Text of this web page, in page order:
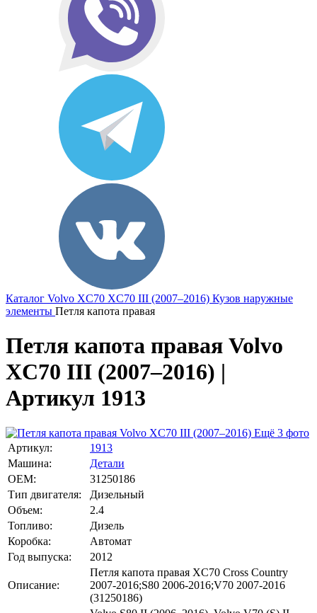
Каталог Volvo XC70 XC70 III (2007–2016) Кузов наружные
элементы Петля капота правая
Петля капота правая Volvo
XC70 III (2007–2016) |
Артикул 1913
Ещё 3 фото
Артикул:
1913
Машина:
Детали
OEM:
31250186
Тип двигателя:
Дизельный
Объем:
2.4
Топливо:
Дизель
Коробка:
Автомат
Год выпуска:
2012
Описание:
Петля капота правая XC70 Cross Country
2007-2016;S80 2006-2016;V70 2007-2016
(31250186)